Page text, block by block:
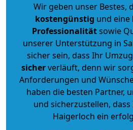
Wir geben unser Bestes,
kostengünstig und eine
Professionalitätsowie
unserer Unterstützung in
sicher sein, dass Ihr Umzug
sicherverläuft, denn wir
Anforderungen und
haben die besten Partner,
und sicherzustellen,
Haigerloch ein